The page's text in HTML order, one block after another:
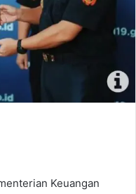
Keuangan